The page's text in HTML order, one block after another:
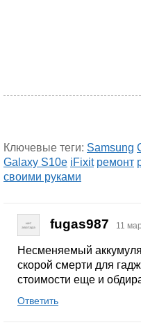
Ключевые теги: Samsung
Galaxy S10e iFixit ремонт
своими руками
fugas987 11
Несменяемый
скорой смерти для
стоимости еще и
Ответить